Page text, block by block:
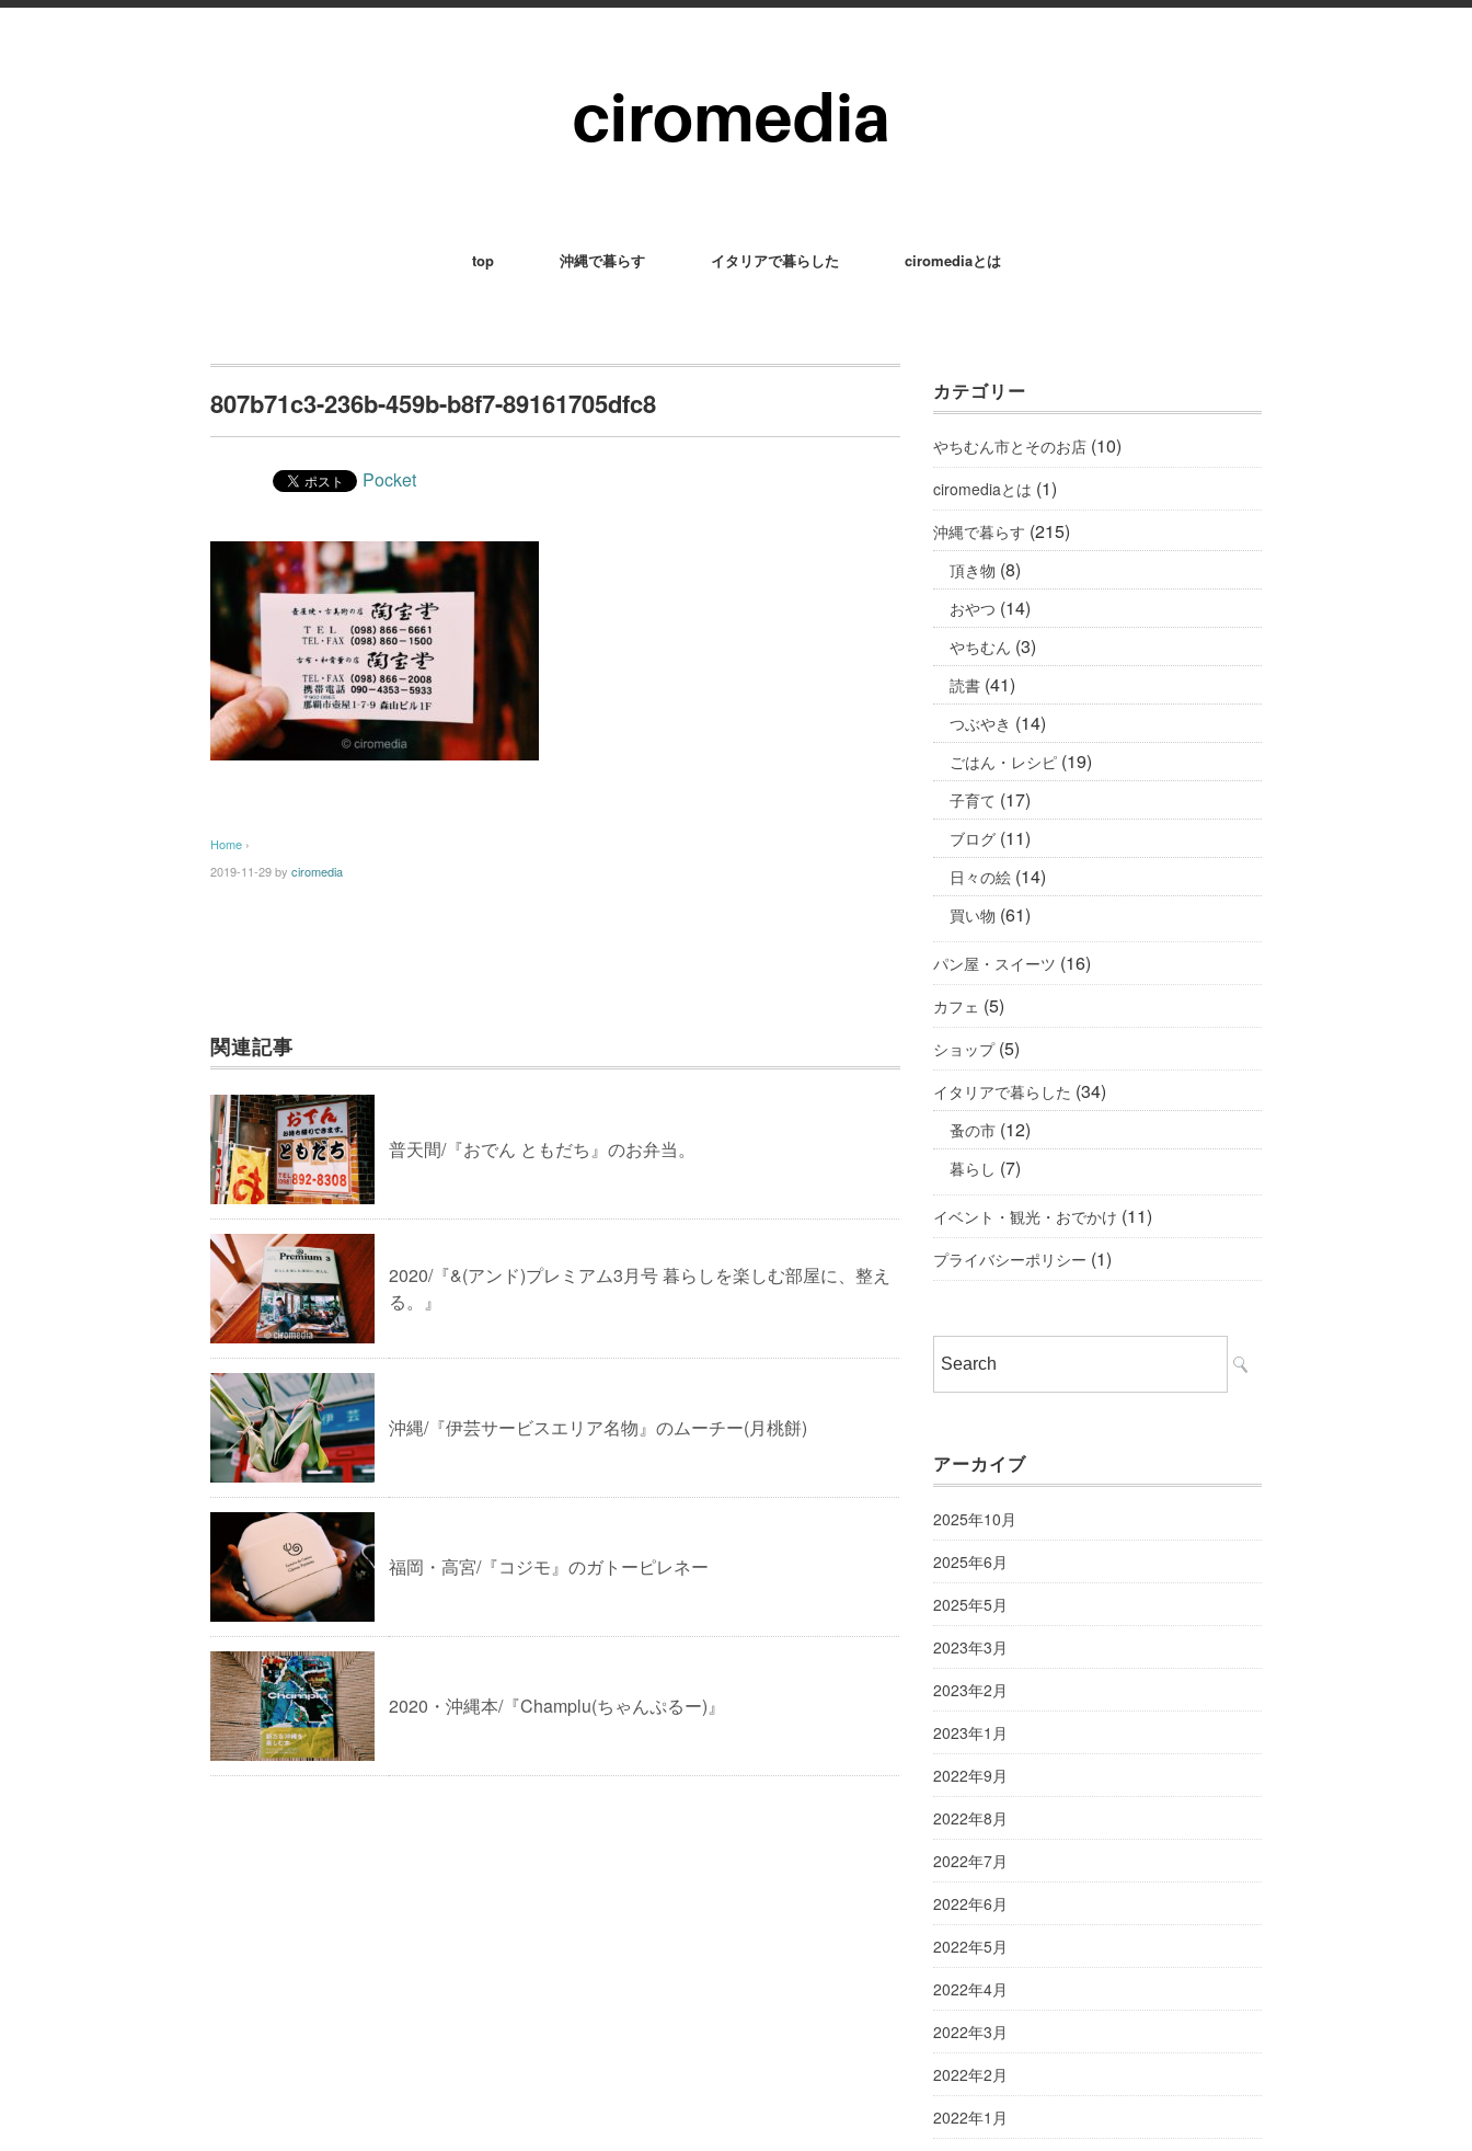
top 沖縄で暮らす イタリアで暮らした ciromediaとは
807b71c3-236b-459b-b8f7-89161705dfc8
Pocket
Home ›
2019-11-29by ciromedia
関連記事
普天間/『おでん ともだち』のお弁当。
2020/『&(アンド)プレミアム3月号 暮らしを楽しむ部屋に、整え
る。』
沖縄/『伊芸サービスエリア名物』のムーチー(月桃餅)
福岡・高宮/『コジモ』のガトーピレネー
2020・沖縄本/『Champlu(ちゃんぷるー)』
カテゴリー
やちむん市とそのお店 (10)
ciromediaとは (1)
沖縄で暮らす (215)
頂き物 (8)
おやつ (14)
やちむん (3)
読書 (41)
つぶやき (14)
ごはん・レシピ (19)
子育て (17)
ブログ (11)
日々の絵 (14)
買い物 (61)
パン屋・スイーツ (16)
カフェ (5)
ショップ(5)
イタリアで暮らした (34)
蚤の市 (12)
暮らし (7)
イベント・観光・おでかけ (11)
プライバシーポリシー (1)
アーカイブ
2025年10月
2025年6月
2025年5月
2023年3月
2023年2月
2023年1月
2022年9月
2022年8月
2022年7月
2022年6月
2022年5月
2022年4月
2022年3月
2022年2月
2022年1月